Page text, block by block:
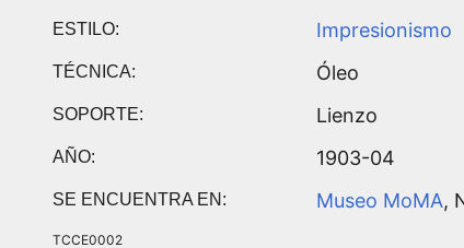
ESTILO: Impresionismo
TÉCNICA: Óleo
SOPORTE: Lienzo
AÑO: 1903-04
SE ENCUENTRA EN: Museo MoMA,
TCCE0002